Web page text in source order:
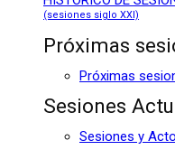
(sesiones siglo XXI)
Próximas
Próximas
Sesiones
Sesiones y